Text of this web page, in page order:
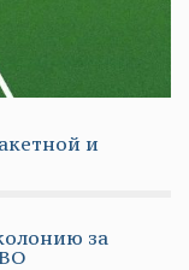
и
за